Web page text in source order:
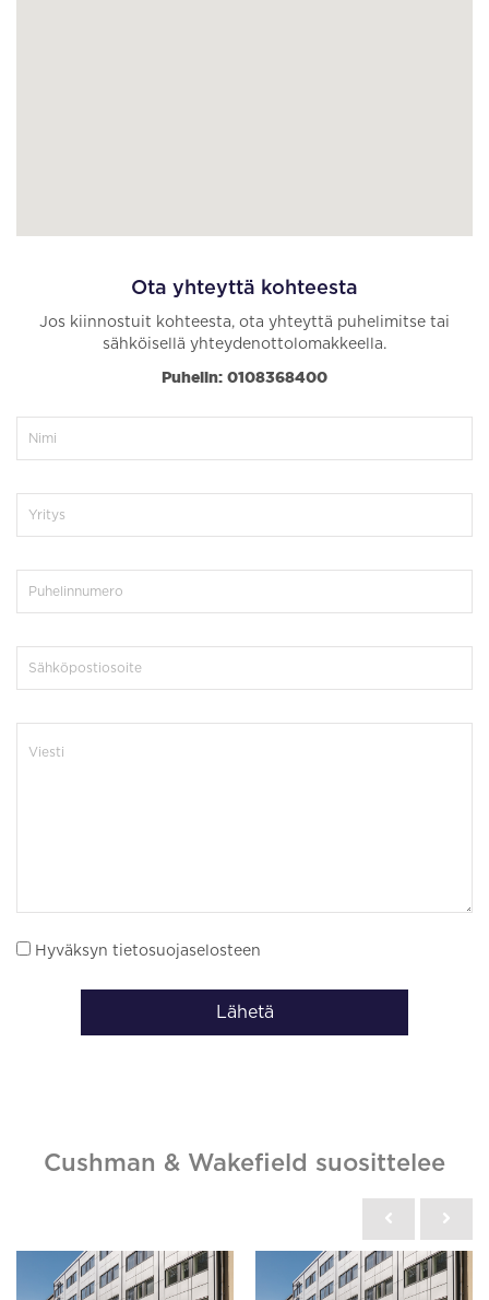
Ota yhteyttä kohteesta
Jos kiinnostuit kohteesta, ota yhteyttä puhelimitse tai
sähköisellä yhteydenottolomakkeella.
Puhelin: 0108368400
Hyväksyn tietosuojaselosteen
Lähetä
Cushman & Wakefield suosittelee